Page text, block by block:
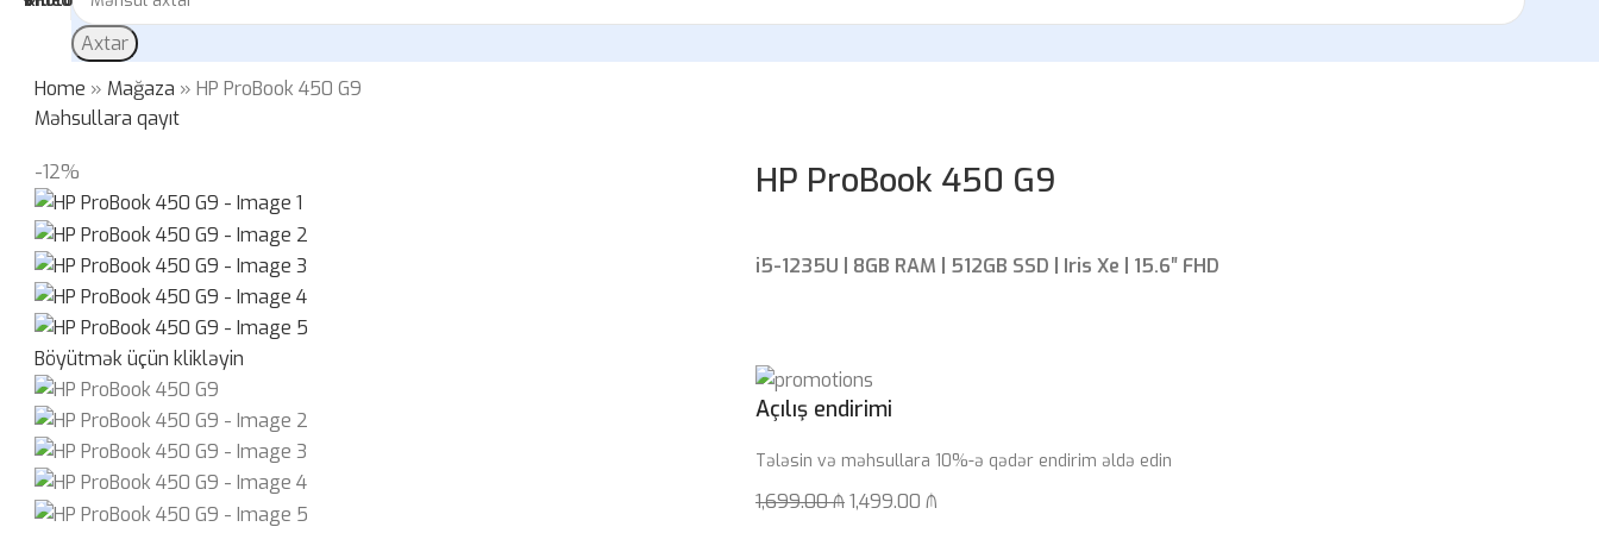
Axtar
Home » Mağaza »HP ProBook 450 G9
Məhsullara qayıt
-12%
Böyütmək üçün klikləyin
HP ProBook 450 G9
i5-1235U | 8GB RAM | 512GB SSD | Iris Xe | 15.6″ FHD
Açılış endirimi
Tələsin və məhsullara 10%-ə qədər endirim əldə edin
1,699.00₼1,499.00₼